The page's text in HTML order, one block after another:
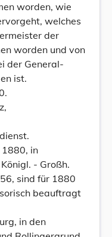
worden, wie
welches
der
worden und von
der General-
ist.
1880, in
- Großh.
sind für 1880
beauftragt
in den